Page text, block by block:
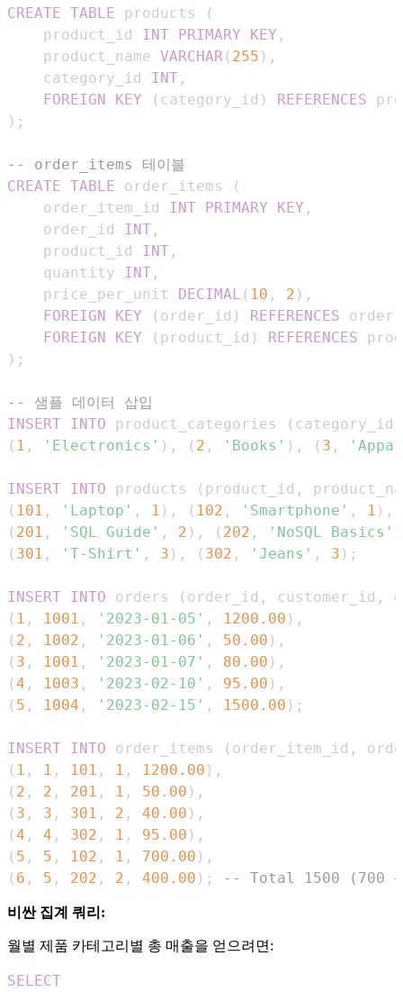
CREATE TABLE products
(
    product_id
INT PRIMARY KEY ,
    product_name
VARCHAR ( 255 ) ,
    category_id
INT ,
FOREIGN
KEY ( category_id ) REFERENCES
) ;
-- order_items 테이블
CREATE TABLE order_items
(
    order_item_id
INT PRIMARY KEY ,
    order_id
INT ,
    product_id
INT ,
    quantity
INT ,
    price_per_unit
DECIMAL ( 10 , 2 ) ,
FOREIGN
KEY ( order_id ) REFERENCES orders
FOREIGN
KEY ( product_id ) REFERENCES
) ;
-- 샘플 데이터 삽입
INSERT INTO product_categories ( category_id
( 1 , 'Electronics' ) , ( 2 , 'Books' ) , ( 3 ,
INSERT INTO products ( product_id ,
( 101 , 'Laptop' , 1 ) , ( 102 , 'Smartphone' , 1 ) ,
( 201 , 'SQL Guide' , 2 ) , ( 202 , 'NoSQL Basics'
( 301 , 'T-Shirt' , 3 ) , ( 302 , 'Jeans' , 3 ) ;
INSERT INTO orders ( order_id , customer_id ,
( 1 , 1001 , '2023-01-05' , 1200.00 ) ,
( 2 , 1002 , '2023-01-06' , 50.00 ) ,
( 3 , 1001 , '2023-01-07' , 80.00 ) ,
(4 , 1003 , '2023-02-10' , 95.00 ) ,
( 5 , 1004 , '2023-02-15' , 1500.00 ) ;
INSERT INTO order_items ( order_item_id ,
( 1 , 1 , 101 , 1 , 1200.00 ) ,
( 2 , 2 , 201 , 1 , 50.00 ) ,
( 3 , 3 , 301 , 2 , 40.00 ) ,
(4 , 4 , 302 , 1 , 95.00 ) ,
( 5 , 5 , 102 , 1 , 700.00 ) ,
( 6 , 5 , 202 , 2 , 400.00 ) ; -- Total 1500 (700
비싼 집계 쿼리:
월별 제품 카테고리별 총 매출을 얻으려면:
SELECT